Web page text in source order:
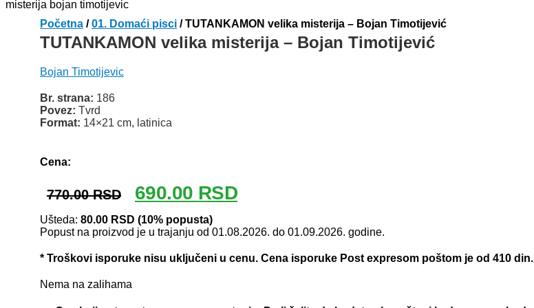
Početna /01. Domaći pisci / TUTANKAMON velika misterija – Bojan Timotijević
TUTANKAMON velika misterija – Bojan Timotijević
Bojan Timotijevic
Br. strana: 186
Povez: Tvrd
Format: 14×21 cm, latinica
Cena:
770.00RSD
Originalna
cena
je
bila:
770.00 RSD.
690.00 RSDTrenutna
cena
690.00 RSD.
Ušteda: 80.00 RSD (10% popusta)
Popust na proizvod je u trajanju od 01.08.2026. do 01.09.2026. godine.
* Troškovi isporuke nisu uključeni u cenu. Cena isporuke Post expresom poštom je od 410 din.
Nema na zalihama